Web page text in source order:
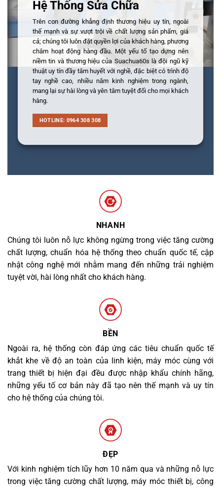
Hệ Thống Sửa Chữa
Trên con đường khẳng định thương hiệu uy tín, ngoài
thế mạnh và sự vượt trội về chất lượng sản phẩm, giá
cả; chúng tôi luôn đặt quyền lợi của khách hàng, phương
châm hoạt động hàng đầu. Một yếu tố tạo dựng nên
niềm tin và thương hiệu của Suachua60s là đội ngũ kỹ
thuật uy tín đầy tâm huyết với nghề, đặc biệt có trình độ
tay nghề cao, nhiều năm kinh nghiệm trong ngành,
mang lại sự hài lòng và yên tâm tuyệt đối cho mọi khách
hàng.
HOTLINE: 0964 308 308
NHANH
Chúng tôi luôn nỗ lực không ngừng trong việc tăng cường
chất lượng, chuẩn hóa hệ thống theo chuẩn quốc tế, cập
nhật công nghệ mới nhằm mang đến những trải nghiệm
tuyệt vời, hài lòng nhất cho khách hàng.
BỀN
Ngoài ra, hệ thống còn đáp ứng các tiêu chuẩn quốc tế
khắt khe về độ an toàn của linh kiện, máy móc cùng với
trang thiết bị hiện đại đều được nhập khẩu chính hãng,
những yếu tố cơ bản này đã tạo nên thế mạnh và uy tín
cho hệ thống của chúng tôi.
ĐẸP
Với kinh nghiệm tích lũy hơn 10 năm qua và những nỗ lực
trong việc tăng cường chất lượng, máy móc thiết bị, công